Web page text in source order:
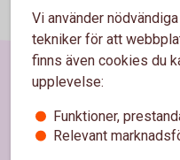
Vi använder
tekniker för att
finns även cookies du
upplevelse:
Funktioner,
Relevant
Sidfot
Hitta snabbt
Kundservice